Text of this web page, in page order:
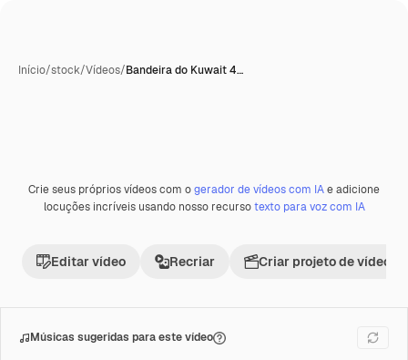
Início/stock/Vídeos/Bandeira do Kuwait 4…
Premium
Crie seus próprios vídeos com ogerador de vídeos com IAe adicione
locuções incríveis usando nosso recursotexto para voz com IA
Editar vídeo Recriar Criar projeto de vídeo
Músicas sugeridas para este vídeo